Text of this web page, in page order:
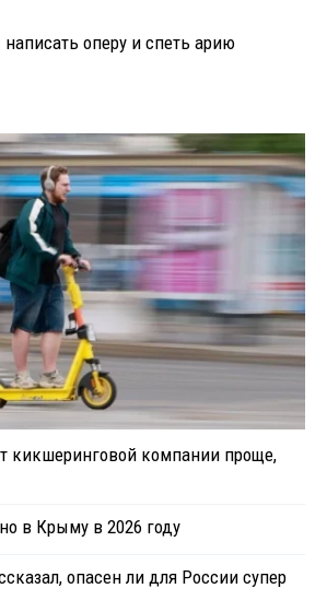
оперу и спеть арию
кикшеринговой компании проще,
в Крыму в 2026 году
опасен ли для России супер